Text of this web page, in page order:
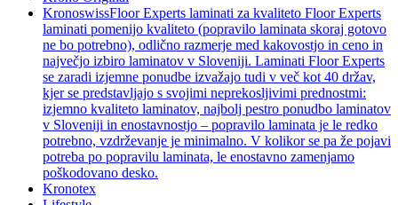
KronoswissFloor Experts laminati za kvaliteto Floor Experts
laminati pomenijo kvaliteto (popravilo laminata skoraj gotovo
ne bo potrebno), odlično razmerje med kakovostjo in ceno in
največjo izbiro laminatov v Sloveniji. Laminati Floor Experts
se zaradi izjemne ponudbe izvažajo tudi v več kot 40 držav,
kjer se predstavljajo s svojimi neprekosljivimi prednostmi:
izjemno kvaliteto laminatov, najbolj pestro ponudbo laminatov
v Sloveniji in enostavnostjo – popravilo laminata je le redko
potrebno, vzdrževanje je minimalno. V kolikor se pa že pojavi
potreba po popravilu laminata, le enostavno zamenjamo
poškodovano desko.
Kronotex